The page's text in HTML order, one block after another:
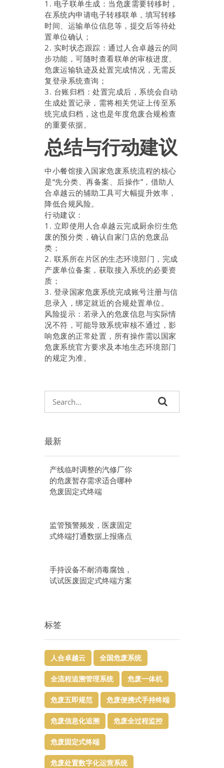
1. 电子联单生成：当危废需要转移时，
在系统内申请电子转移联单，填写转移
时间、运输单位信息等，提交后等待处
置单位确认；
2. 实时状态跟踪：通过人合卓越云的同
步功能，可随时查看联单的审核进度、
危废运输轨迹及处置完成情况，无需反
复登录系统查询；
3. 台账归档：处置完成后，系统会自动
生成处置记录，需将相关凭证上传至系
统完成归档，这也是年度危废合规检查
的重要依据。
总结与行动建议
中小餐馆接入国家危废系统流程的核心
是“先分类、再备案、后操作”，借助人
合卓越云的辅助工具可大幅提升效率，
降低合规风险。
行动建议：
1. 立即使用人合卓越云完成厨余衍生危
废的预分类，确认自家门店的危废品
类；
2. 联系所在片区的生态环境部门，完成
产废单位备案，获取接入系统的必要资
质；
3. 登录国家危废系统完成账号注册与信
息录入，绑定就近的合规处置单位。
风险提示：若录入的危废信息与实际情
况不符，可能导致系统审核不通过，影
响危废的正常处置，所有操作需以国家
危废系统官方要求及本地生态环境部门
的规定为准。
最新
产线临时调整的汽修厂你
的危废暂存需求适合哪种
危废固定式终端
监管预警频发，医废固定
式终端打通数据上报痛点
手持设备不耐消毒腐蚀，
试试医废固定式终端方案
标签
人合卓越云 全国危废系统
全流程追溯管理系统 危废一体机
危废五即规范 危废便携式手持终端
危废信息化追溯 危废全过程监控
危废固定式终端
危废处置数字化运营系统